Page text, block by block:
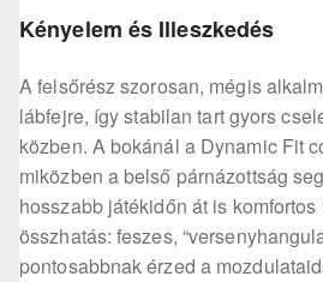
Kényelem és Illeszkedés
A felsőrész szorosan, mégis
lábfejre, így stabilan tart gyors
közben. A bokánál a Dynamic Fit
miközben a belső párnázottság
hosszabb játékidőn át is
összhatás: feszes,
pontosabbnak érzed a